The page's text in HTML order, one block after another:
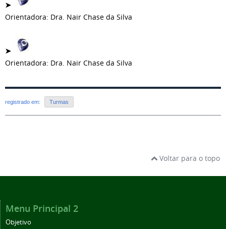
➤
Orientadora: Dra. Nair Chase da Silva
➤
Orientadora: Dra. Nair Chase da Silva
registrado em: Turmas
Voltar para o topo
Menu Principal 2
Objetivo